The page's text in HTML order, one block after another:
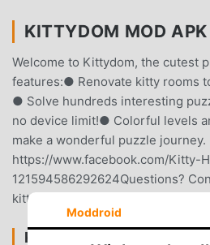
KITTYDOM MOD APK
Welcome to Kittydom, the cutest
features:● Renovate kitty rooms
● Solve hundreds interesting
no device limit!● Colorful levels
make a wonderful puzzle journey.
https://www.facebook.com/Kitty-
121594586292624Questions?
kittyhomematch@citrusjoy.com
KITTYDOM EINFÜHRUNG
Moddroid